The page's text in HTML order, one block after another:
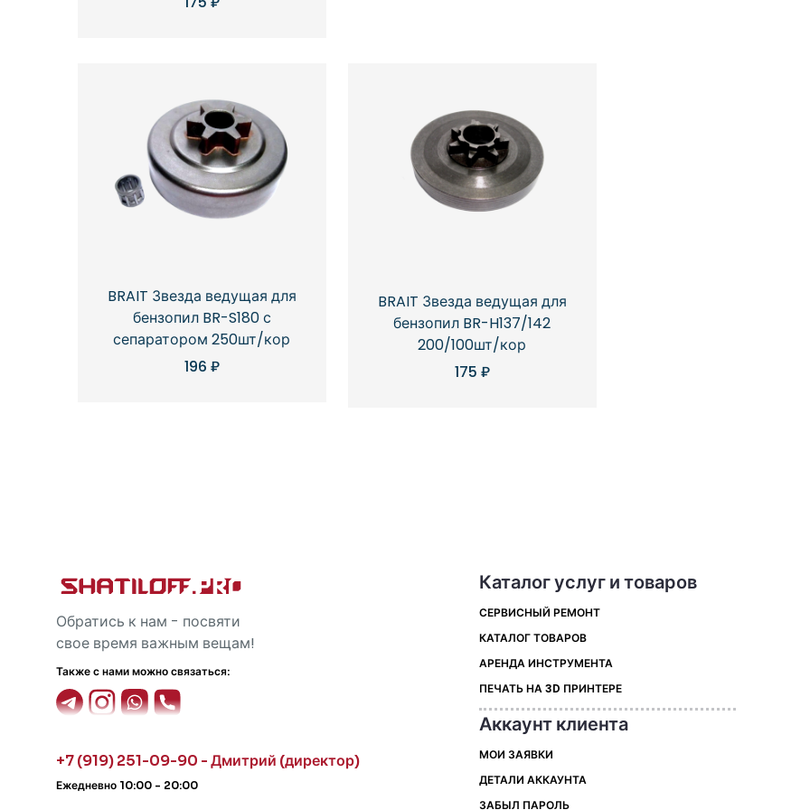
BRAIT Звезда ведущая для
бензопил BR-S180 с
сепаратором 250шт/кор
196 ₽
BRAIT Звезда ведущая для
бензопил BR-H137/142
200/100шт/кор
175 ₽
Обратись к нам - посвяти
свое время важным вещам!
Также с нами можно связаться:
+7 (919) 251-09-90 - Дмитрий (директор)
Ежедневно 10:00 - 20:00
Каталог услуг и товаров
СЕРВИСНЫЙ РЕМОНТ
КАТАЛОГ ТОВАРОВ
АРЕНДА ИНСТРУМЕНТА
ПЕЧАТЬ НА 3D ПРИНТЕРЕ
Аккаунт клиента
МОИ ЗАЯВКИ
ДЕТАЛИ АККАУНТА
ЗАБЫЛ ПАРОЛЬ